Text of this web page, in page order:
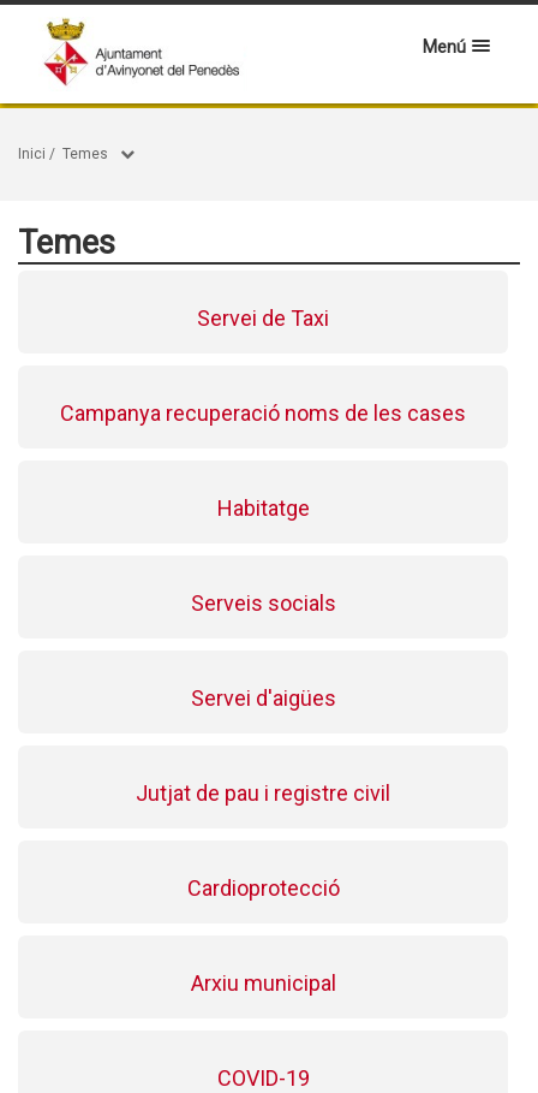
Menú
Inici / Temes
Temes
Servei de Taxi
Campanya recuperació noms de les cases
Habitatge
Serveis socials
Servei d'aigües
Jutjat de pau i registre civil
Cardioprotecció
Arxiu municipal
COVID-19